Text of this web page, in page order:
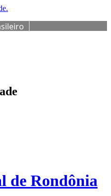
de Rondônia